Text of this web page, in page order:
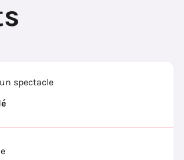
spectacle